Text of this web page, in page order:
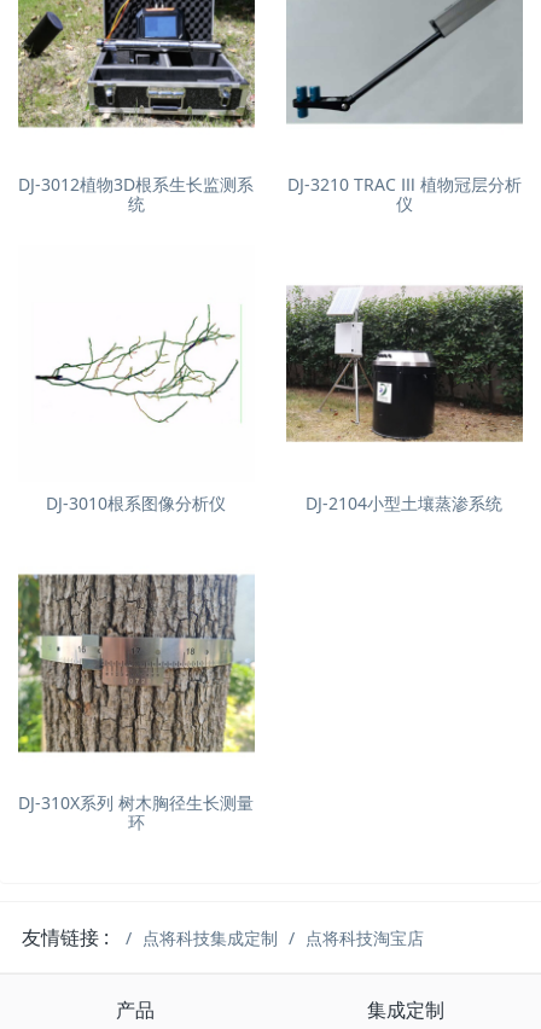
DJ-3012植物3D根系生长监测系
统
DJ-3210 TRAC Ⅲ 植物冠层分析
仪
DJ-2104小型土壤蒸渗系统
DJ-3010根系图像分析仪
DJ-310X系列 树木胸径生长测量
环
友情链接 : 点将科技集成定制 点将科技淘宝店
产品 集成定制